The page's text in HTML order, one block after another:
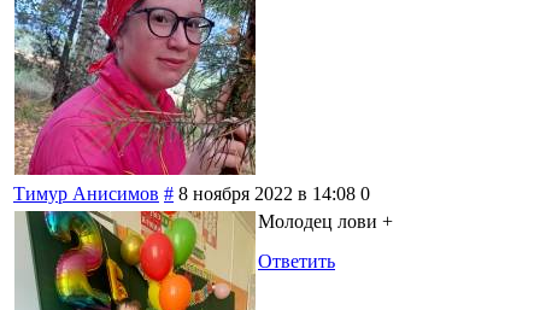
Тимур Анисимов # 8 ноября 2022 в 14:08 0
Молодец лови +
Ответить